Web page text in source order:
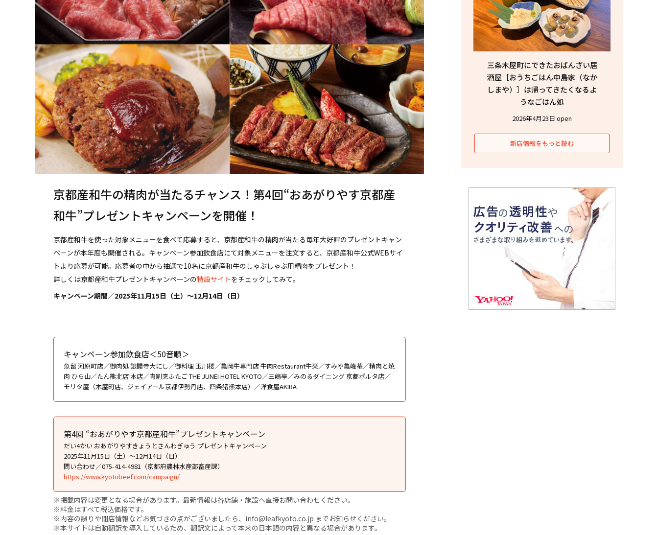
京都産和牛の精肉が当たるチャンス！第4回“おあがりやす京都産
和牛”プレゼントキャンペーンを開催！
京都産和牛を使った対象メニューを食べて応募すると、京都産和牛の精肉が当たる毎年大好評のプレゼントキャン
ペーンが本年度も開催される。キャンペーン参加飲食店にて対象メニューを注文すると、京都産和牛公式WEBサイ
トより応募が可能。応募者の中から抽選で10名に京都産和牛のしゃぶしゃぶ用精肉をプレゼント！
詳しくは京都産和牛プレゼントキャンペーンの特設サイトをチェックしてみて。
キャンペーン期間／2025年11月15日（土）～12月14日（日）
キャンペーン参加飲食店＜50音順＞
魚留 河原町店／御肉処 銀閣寺大にし／御料理 玉川楼／亀岡牛専門店 牛肉Restaurant牛楽／すみや亀峰菴／精肉と焼
肉 ひら山／たん熊北店 本店／肉割烹ふたご THE JUNEI HOTEL KYOTO／三嶋亭／みのるダイニング 京都ポルタ店／
モリタ屋（木屋町店、ジェイアール京都伊勢丹店、四条猪熊本店）／洋食屋AKIRA
第4回 “おあがりやす京都産和牛”プレゼントキャンペーン
だい4かい おあがりやすきょうとさんわぎゅう プレゼントキャンペーン
2025年11月15日（土）～12月14日（日）
問い合わせ／075-414-4981（京都府農林水産部畜産課）
https://www.kyotobeef.com/campaign/
※掲載内容は変更となる場合があります。最新情報は各店舗・施設へ直接お問い合わせください。
※料金はすべて税込価格です。
※内容の誤りや閉店情報などお気づきの点がございましたら、info@leafkyoto.co.jp までお知らせください。
※本サイトは自動翻訳を導入しているため、翻訳文によって本来の日本語の内容と異なる場合があります。
三条木屋町にできたおばんざい居
酒屋［おうちごはん中島家（なか
しまや）］は帰ってきたくなるよ
うなごはん処
2026年4月23日 open
新店情報をもっと読む